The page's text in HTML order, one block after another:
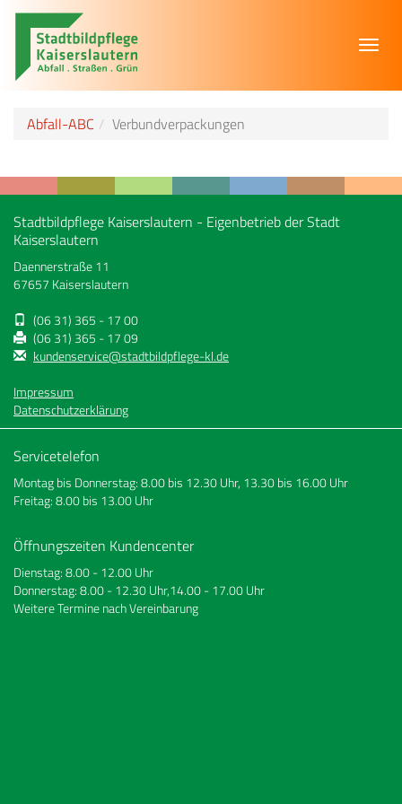
Abfall-ABC Verbundverpackungen
Stadtbildpflege Kaiserslautern - Eigenbetrieb der Stadt
Kaiserslautern
Daennerstraße 11
67657 Kaiserslautern
(06 31) 365 - 17 00
(06 31) 365 - 17 09
kundenservice@stadtbildpflege-kl.de
Impressum
Datenschutzerklärung
Servicetelefon
Montag bis Donnerstag: 8.00 bis 12.30 Uhr, 13.30 bis 16.00 Uhr
Freitag: 8.00 bis 13.00 Uhr
Öffnungszeiten Kundencenter
Dienstag: 8.00 - 12.00 Uhr
Donnerstag: 8.00 - 12.30 Uhr,14.00 - 17.00 Uhr
Weitere Termine nach Vereinbarung